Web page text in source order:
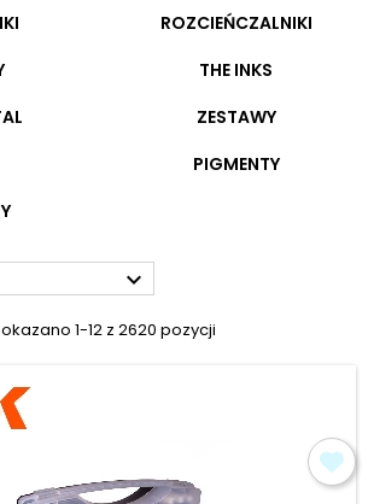
ROZCIEŃCZALNIKI
THE INKS
ZESTAWY
PIGMENTY

1-12 z 2620 pozycji